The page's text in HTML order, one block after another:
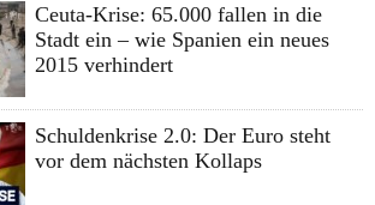
Ceuta-Krise: 65.000 fallen in die
Stadt ein – wie Spanien ein neues
2015 verhindert
Schuldenkrise 2.0: Der Euro steht
vor dem nächsten Kollaps